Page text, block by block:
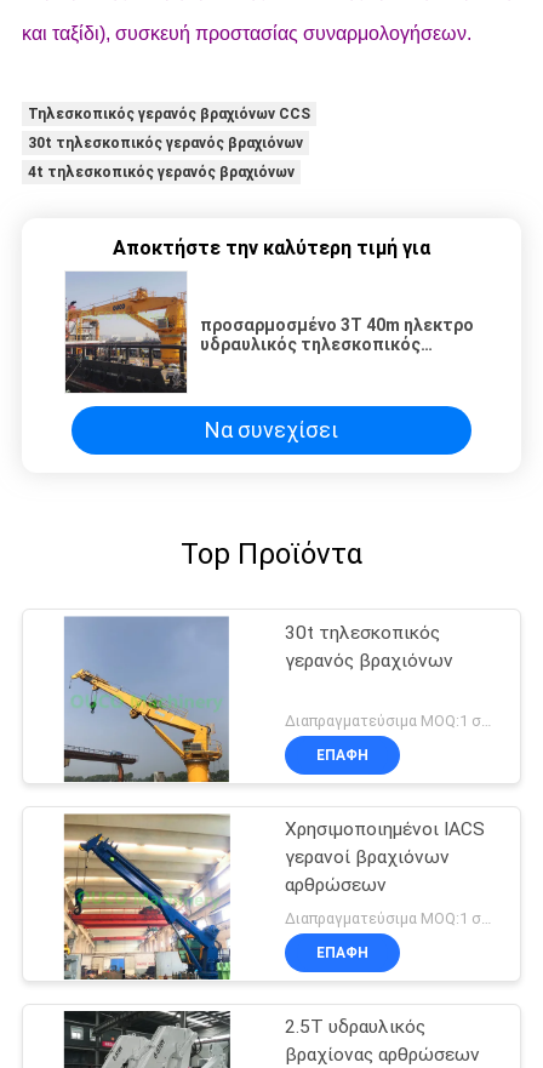
και ταξίδι), συσκευή προστασίας συναρμολογήσεων.
Τηλεσκοπικός γερανός βραχιόνων CCS
30t τηλεσκοπικός γερανός βραχιόνων
4t τηλεσκοπικός γερανός βραχιόνων
Αποκτήστε την καλύτερη τιμή για
προσαρμοσμένο 3T 40m ηλεκτρο
υδραυλικός τηλεσκοπικός
Να συνεχίσει
Top Προϊόντα
30t τηλεσκοπικός
γερανός βραχιόνων
Διαπραγματεύσιμα MOQ:1 σύνολο
ΕΠΑΦΉ
Χρησιμοποιημένοι IACS
γερανοί βραχιόνων
αρθρώσεων
Διαπραγματεύσιμα MOQ:1 σύνολο
ΕΠΑΦΉ
2.5T υδραυλικός
βραχίονας αρθρώσεων